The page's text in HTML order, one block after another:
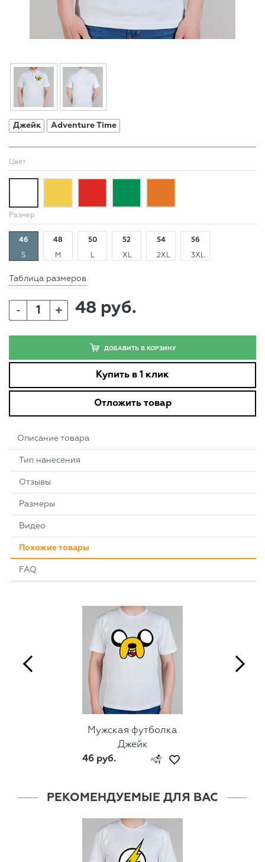
Джейк Adventure Time
Цвет
Размер
46
S
48
M
50
L
52
XL
54
2XL
56
3XL
Таблица размеров
- + 48 руб.
ДОБАВИТЬ В КОРЗИНУ
Купить в 1 клик
Отложить товар
Описание товара
Тип нанесения
Отзывы
Размеры
Видео
Похожие товары
FAQ
Мужская футболка
Джейк
46 руб.
РЕКОМЕНДУЕМЫЕ ДЛЯ ВАС